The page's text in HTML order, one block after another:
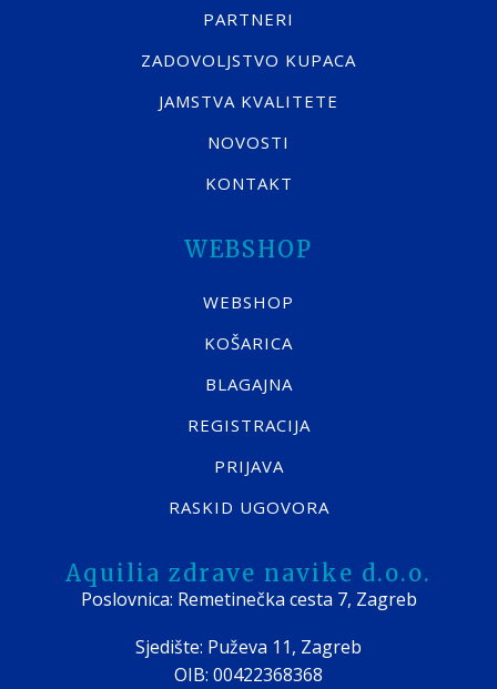
PARTNERI
ZADOVOLJSTVO KUPACA
JAMSTVA KVALITETE
NOVOSTI
KONTAKT
WEBSHOP
WEBSHOP
KOŠARICA
BLAGAJNA
REGISTRACIJA
PRIJAVA
RASKID UGOVORA
Aquilia zdrave navike d.o.o.
Poslovnica: Remetinečka cesta 7, Zagreb
Sjedište: Puževa 11, Zagreb
OIB: 00422368368